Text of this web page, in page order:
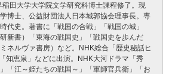
田大学大学院文学研究科博士課程修了。現
博士、公益財団法人日本城郭協会理事長。専
代史。著書に「戦国の合戦」「戦国の城」
新書）「東海の戦国史」「戦国史を歩んだ
ネルヴァ書房）など。NHK総合「歴史秘話ヒ
知恵泉」などに出演。NHK大河ドラマ「秀
「江～姫たちの戦国～」「軍師官兵衛」「お